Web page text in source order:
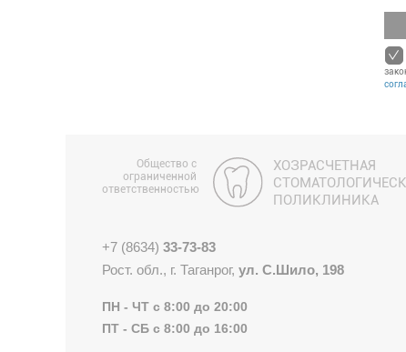
Общество с
ограниченной
ответственностью
ХОЗРАСЧЕТНАЯ
ПОЛИКЛИНИКА
+7 (8634) 33-73-83
Рост. обл., г. Таганрог, ул. С.Шило, 198
ПН - ЧТ с 8:00 до 20:00
ПТ - СБ с 8:00 до 16:00